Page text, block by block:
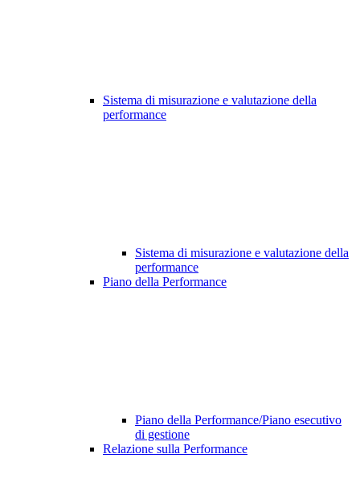
Sistema di misurazione e valutazione della
performance
Sistema di misurazione e valutazione della
performance
Piano della Performance
Piano della Performance/Piano esecutivo
di gestione
Relazione sulla Performance